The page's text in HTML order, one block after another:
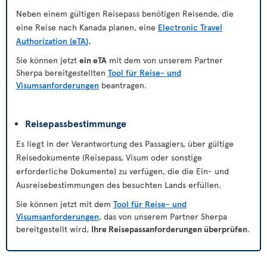
Neben einem gültigen Reisepass benötigen Reisende, die
eine Reise nach Kanada planen, eine Electronic Travel
Authorization (eTA).
Sie können jetzt ein eTA mit dem von unserem Partner
Sherpa bereitgestellten Tool für Reise- und
Visumsanforderungen beantragen.
Reisepassbestimmunge
Es liegt in der Verantwortung des Passagiers, über gültige
Reisedokumente (Reisepass, Visum oder sonstige
erforderliche Dokumente) zu verfügen, die die Ein- und
Ausreisebestimmungen des besuchten Lands erfüllen.
Sie können jetzt mit dem Tool für Reise- und
Visumsanforderungen, das von unserem Partner Sherpa
bereitgestellt wird, Ihre Reisepassanforderungen überprüfen.